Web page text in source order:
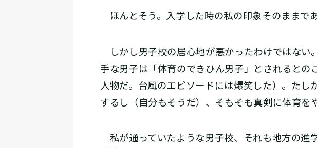
ほんとそう。入学した時の私の印象そのままで
しかし男子校の居心地が悪かったわけではない
手な男子は「体育のできひん男子」とされると
人物だ。台風のエピソードには爆笑した）。た
するし（自分もそうだ）、そもそも真剣に体育を
私が通っていたような男子校、それも地方の進